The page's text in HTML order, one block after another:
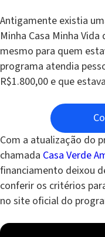
Antigamente existia
Minha Casa Minha
mesmo para quem
programa atendia
R$1.800,00 e que
Com a atualização do
chamada Casa Verde
financiamento deixou
conferir os critérios
no site oficial do